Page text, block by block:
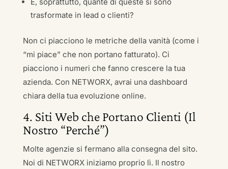
trasformate in lead o clienti?
Non ci piacciono le metriche della vanità (come i
“mi piace” che non portano fatturato). Ci
piacciono i numeri che fanno crescere la tua
azienda. Con NETWORX, avrai una dashboard
chiara della tua evoluzione online.
4. Siti Web che Portano Clienti (Il
Nostro “Perché”)
Molte agenzie si fermano alla consegna del sito.
Noi di NETWORX iniziamo proprio lì. Il nostro